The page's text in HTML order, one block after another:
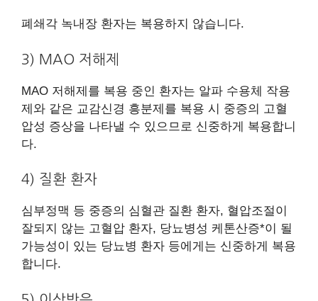
폐쇄각 녹내장 환자는 복용하지 않습니다.
3) MAO 저해제
MAO 저해제를 복용 중인 환자는 알파 수용체 작용
제와 같은 교감신경 흥분제를 복용 시 중증의 고혈
압성 증상을 나타낼 수 있으므로 신중하게 복용합니
다.
4) 질환 환자
심부정맥 등 중증의 심혈관 질환 환자, 혈압조절이
잘되지 않는 고혈압 환자, 당뇨병성 케톤산증*이 될
가능성이 있는 당뇨병 환자 등에게는 신중하게 복용
합니다.